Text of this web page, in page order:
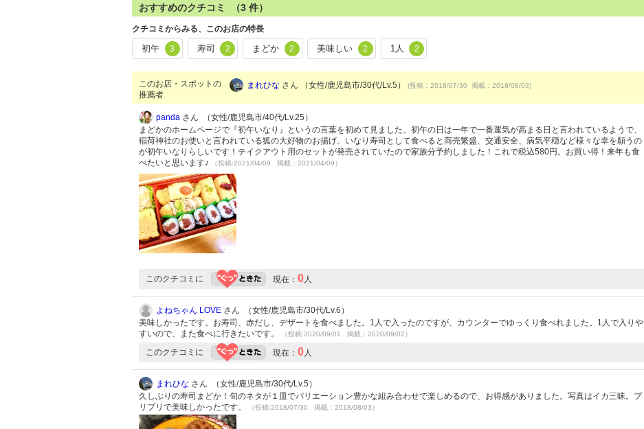
おすすめのクチコミ （3 件）
クチコミからみる、このお店の特長
初午 3 寿司 2 まどか 2 美味しい 2 1人 2
このお店・スポットの
推薦者
まれひな さん （女性/鹿児島市/30代/Lv.5） (投稿：2018/07/30 掲載：2018/08/03)
panda さん （女性/鹿児島市/40代/Lv.25）
まどかのホームページで『初午いなり』というの言葉を初めて見ました。初午の日は一年で一番運気が高まる日と言われているようで、
稲荷神社のお使いと言われている狐の大好物のお揚げ。いなり寿司として食べると商売繁盛、交通安全、病気平穏など様々な幸を願うの
が初午いなりらしいです！テイクアウト用のセットが発売されていたので家族分予約しました！これで税込580円。お買い得！来年も食
べたいと思います♪
（投稿:2021/04/09 掲載：2021/04/09）
このクチコミに 現在： 0 人
よねちゃん LOVE さん （女性/鹿児島市/30代/Lv.6）
美味しかったです。お寿司、赤だし、デザートを食べました。1人で入ったのですが、カウンターでゆっくり食べれました。1人で入りや
すいので、また食べに行きたいです。
（投稿:2020/09/01 掲載：2020/09/02）
このクチコミに 現在： 0 人
まれひな さん （女性/鹿児島市/30代/Lv.5）
久しぶりの寿司まどか！旬のネタが１皿でバリエーション豊かな組み合わせで楽しめるので、お得感がありました。写真はイカ三昧。プ
リプリで美味しかったです。
（投稿:2018/07/30 掲載：2018/08/03）